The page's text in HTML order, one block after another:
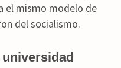
el mismo modelo de
del socialismo.